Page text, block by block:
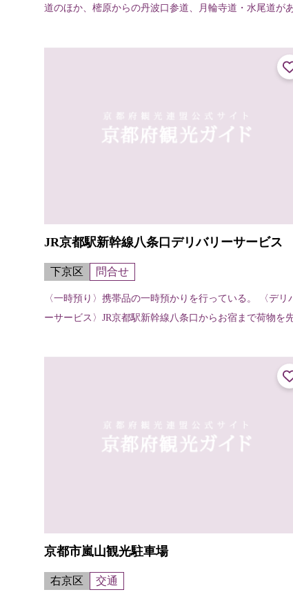
道のほか、樒原からの丹波口参道、月輪寺道・水尾道が
頂には愛宕神社があり、古く...
JR京都駅新幹線八条口デリバリーサービス
下京区 問合せ
〈一時預り〉携帯品の一時預かりを行っている。 〈デリ
ーサービス〉JR京都駅新幹線八条口からお宿まで荷物を先
能）【申し込み・受け取りの方法...
京都市嵐山観光駐車場
右京区 交通